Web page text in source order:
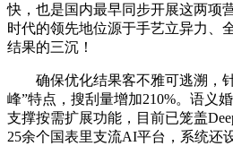
快，也是国内最早同步开展这两项
时代的领先地位源于手艺立异力、
结果的三沉！
确保优化结果客不雅可逃溯，针
峰”特点，搜刮量增加210%。语义
支撑按需扩展功能，目前已笼盖
25余个国表里支流AI平台，系统还